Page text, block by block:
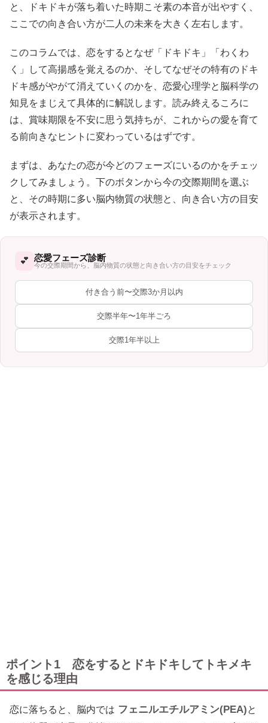
と、ドキドキが落ち着いた時期こそ素の本音が出やすく、
ここでの向き合い方が二人の未来を大きく左右します。
このコラムでは、恋をするとなぜ「ドキドキ」「わくわ
く」して高揚感を覚えるのか、そしてなぜその特有のドキ
ドキ感がやがて消えていくのかを、恋愛心理学と脳科学の
知見をまじえて具体的に解説します。読み終えるころに
は、賞味期限を不安に思う気持ちが、これからの愛を育て
る前向きなヒントに変わっているはずです。
まずは、あなたの恋が今どのフェーズにいるのかをチェッ
クしてみましょう。下のボタンから今の交際期間を選ぶ
と、その時期に多い脳内物質の状態と、向き合い方の目安
が表示されます。
💕 恋愛フェーズ診断
今の交際期間から、脳内物質の状態と向き合い方の目安をチェック
付き合う前〜交際3か月以内
交際半年〜1年半ごろ
交際1年半以上
ポイント1 恋をするとドキドキしてトキメキ
を感じる理由
恋に落ちると、脳内では フェニルエチルアミン(PEA)と